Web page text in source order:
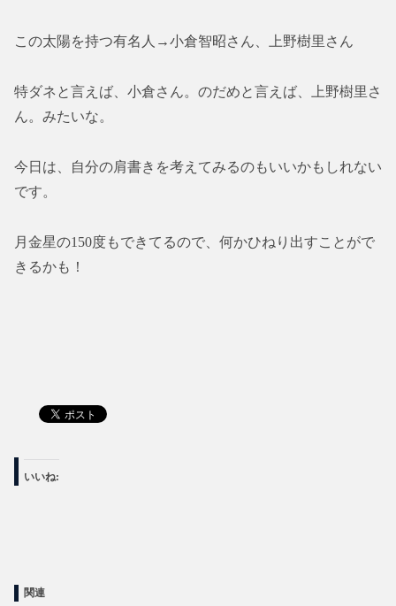
この太陽を持つ有名人→小倉智昭さん、上野樹里さん
特ダネと言えば、小倉さん。のだめと言えば、上野樹里さ
ん。みたいな。
今日は、自分の肩書きを考えてみるのもいいかもしれない
です。
月金星の150度もできてるので、何かひねり出すことがで
きるかも！
いいね:
関連